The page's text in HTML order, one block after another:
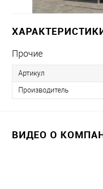
Прочие
Артикул
Производитель
ВИДЕО О